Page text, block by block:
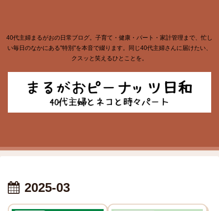
40代主婦まるがおの日常ブログ。子育て・健康・パート・家計管理まで、忙し
い毎日のなかにある"特別"を本音で綴ります。同じ40代主婦さんに届けたい、
クスッと笑えるひとことを。
2025-03